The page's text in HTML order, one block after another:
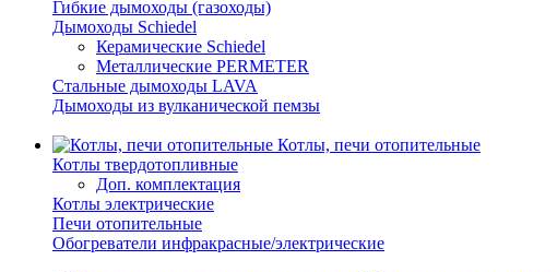
Гибкие дымоходы (газоходы)
Дымоходы Schiedel
Керамические Schiedel
Металлические PERMETER
Стальные дымоходы LAVA
Дымоходы из вулканической пемзы
Котлы, печи отопительные
Котлы твердотопливные
Доп. комплектация
Котлы электрические
Печи отопительные
Обогреватели инфракрасные/электрические